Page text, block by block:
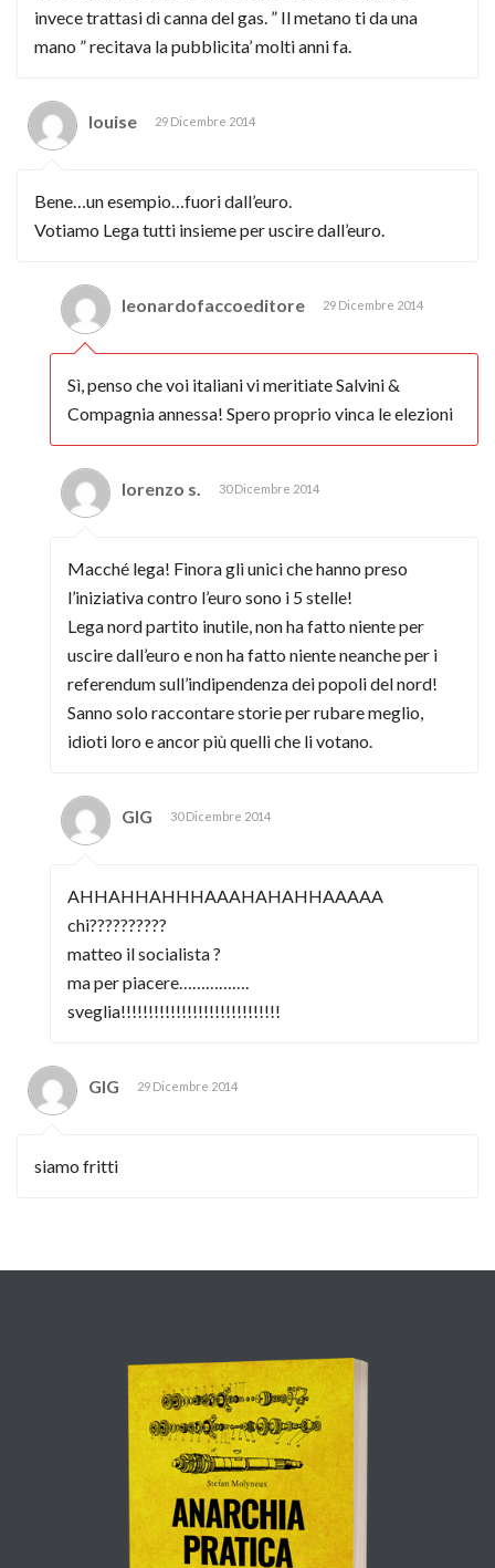
invece trattasi di canna del gas. ” Il metano ti da una
mano ” recitava la pubblicita’ molti anni fa.
louise 29 Dicembre 2014
Bene…un esempio…fuori dall’euro.
Votiamo Lega tutti insieme per uscire dall’euro.
leonardofaccoeditore 29 Dicembre 2014
Sì, penso che voi italiani vi meritiate Salvini &
Compagnia annessa! Spero proprio vinca le elezioni
lorenzo s. 30 Dicembre 2014
Macché lega! Finora gli unici che hanno preso
l’iniziativa contro l’euro sono i 5 stelle!
Lega nord partito inutile, non ha fatto niente per
uscire dall’euro e non ha fatto niente neanche per i
referendum sull’indipendenza dei popoli del nord!
Sanno solo raccontare storie per rubare meglio,
idioti loro e ancor più quelli che li votano.
GIG 30 Dicembre 2014
AHHAHHAHHHAAAHAHAHHAAAAA
chi??????????
matteo il socialista ?
ma per piacere…………….
sveglia!!!!!!!!!!!!!!!!!!!!!!!!!!!!!
GIG 29 Dicembre 2014
siamo fritti